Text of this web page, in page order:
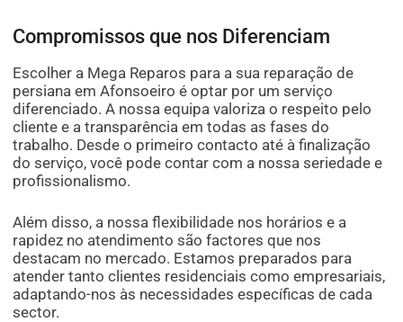
Compromissos que nos Diferenciam
Escolher a Mega Reparos para a sua reparação de
persiana em Afonsoeiro é optar por um serviço
diferenciado. A nossa equipa valoriza o respeito pelo
cliente e a transparência em todas as fases do
trabalho. Desde o primeiro contacto até à finalização
do serviço, você pode contar com a nossa seriedade e
profissionalismo.
Além disso, a nossa flexibilidade nos horários e a
rapidez no atendimento são factores que nos
destacam no mercado. Estamos preparados para
atender tanto clientes residenciais como empresariais,
adaptando-nos às necessidades específicas de cada
sector.